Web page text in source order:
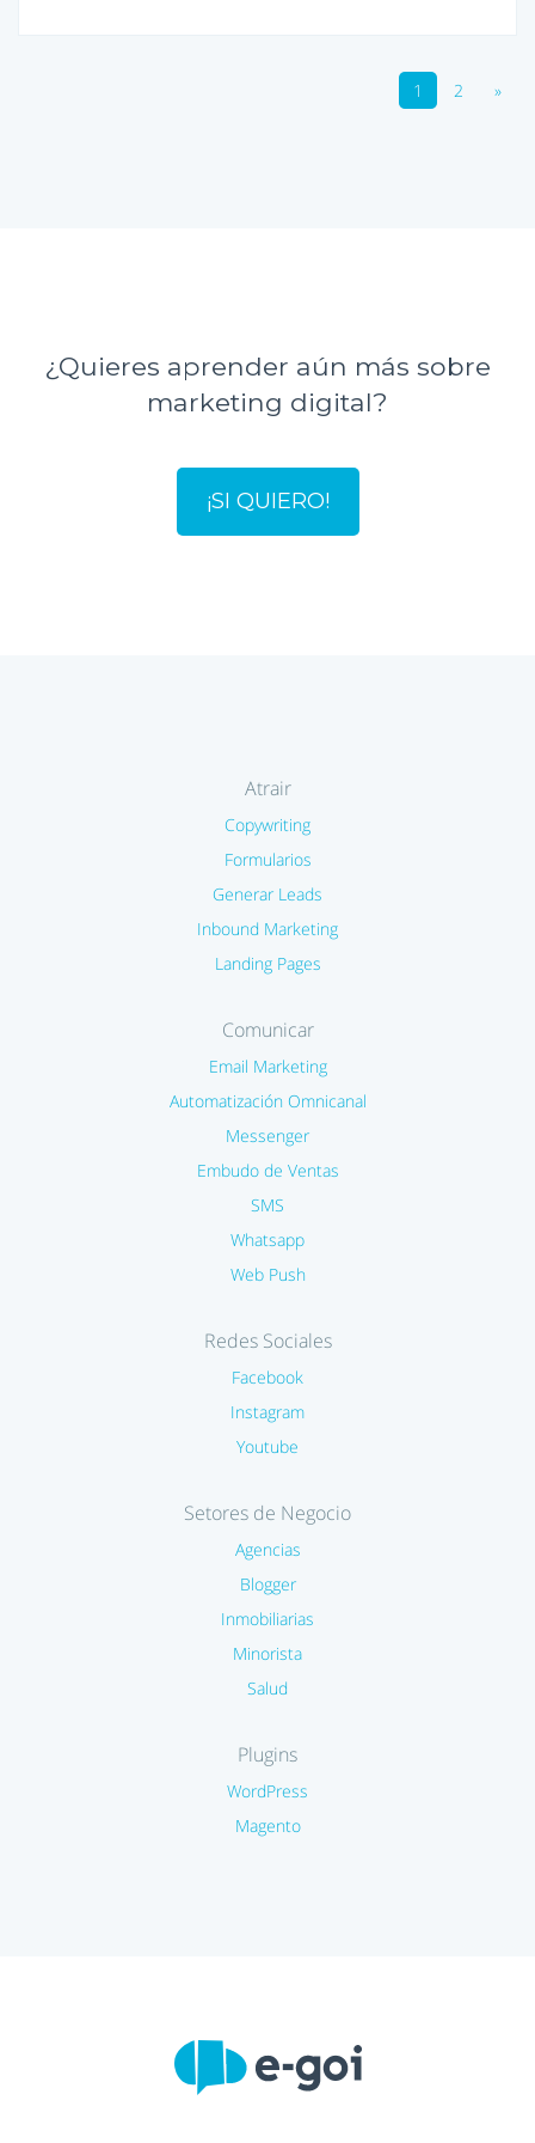
1 2 »
¿Quieres aprender aún más sobre
marketing digital?
¡SI QUIERO!
Atrair
Copywriting
Formularios
Generar Leads
Inbound Marketing
Landing Pages
Comunicar
Email Marketing
Automatización Omnicanal
Messenger
Embudo de Ventas
SMS
Whatsapp
Web Push
Redes Sociales
Facebook
Instagram
Youtube
Setores de Negocio
Agencias
Blogger
Inmobiliarias
Minorista
Salud
Plugins
WordPress
Magento